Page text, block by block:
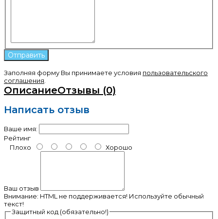
Заполняя форму Вы принимаете условия пользовательского
соглашения
ОписаниеОтзывы (0)
Написать отзыв
Ваше имя:
Рейтинг
Плохо
Хорошо
Ваш отзыв
Внимание: HTML не поддерживается! Используйте обычный
текст!
Защитный код (обязательно!)